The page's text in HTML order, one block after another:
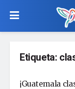
Etiqueta:
¡Guatemala